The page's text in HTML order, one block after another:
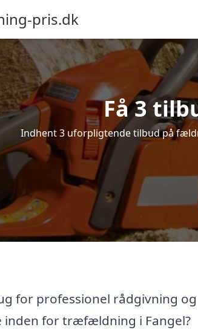
pris.dk
Få 3
Indhent 3 uforpligtende tilbud på
for professionel rådgivning og
inden for træfældning i Fangel?